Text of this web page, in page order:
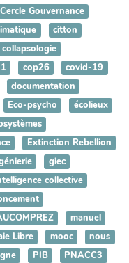
Cercle Gouvernance
citton
collapsologie
cop26
covid-19
documentation
Eco-psycho
écolieux
Extinction Rebellion
giec
collective
manuel
Libre mooc
nous
PIB
PNACC3